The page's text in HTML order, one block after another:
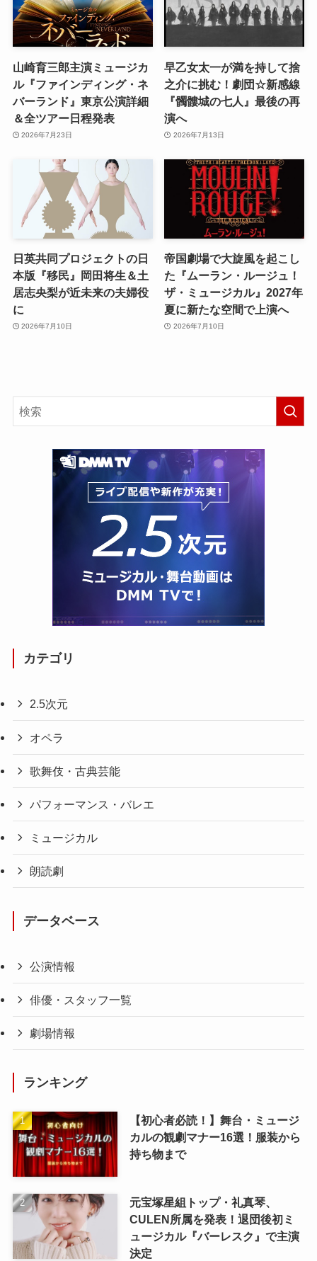
山崎育三郎主演ミュージカ
ル『ファインディング・ネ
バーランド』東京公演詳細
＆全ツアー日程発表
2026年7月23日
早乙女太一が満を持して捨
之介に挑む！劇団☆新感線
『髑髏城の七人』最後の再
演へ
2026年7月13日
日英共同プロジェクトの日
本版『移民』岡田将生＆土
居志央梨が近未来の夫婦役
に
2026年7月10日
帝国劇場で大旋風を起こし
た『ムーラン・ルージュ！
ザ・ミュージカル』2027年
夏に新たな空間で上演へ
2026年7月10日
カテゴリ
2.5次元
オペラ
歌舞伎・古典芸能
パフォーマンス・バレエ
ミュージカル
朗読劇
データベース
公演情報
俳優・スタッフ一覧
劇場情報
ランキング
【初心者必読！】舞台・ミュージ
カルの観劇マナー16選！服装から
持ち物まで
元宝塚星組トップ・礼真琴、
CULEN所属を発表！退団後初ミ
ュージカル『バーレスク』で主演
決定